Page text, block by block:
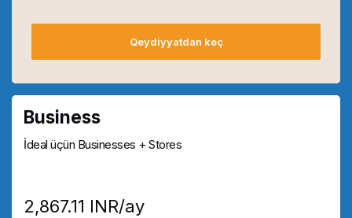
Qeydiyyatdan keç
Business
İdeal üçün Businesses + Stores
₹2,867.11 INR/ay